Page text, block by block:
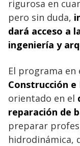
rigurosa en
pero sin duda,
dará acceso a
ingeniería y
El programa
Construcción
orientado en el
reparación de
preparar
hidrodinámica,